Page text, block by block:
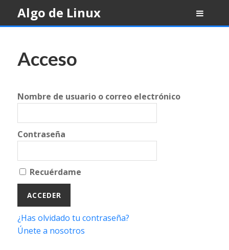
content
Algo de Linux
Acceso
Nombre de usuario o correo electrónico
Contraseña
Recuérdame
¿Has olvidado tu contraseña?
Únete a nosotros